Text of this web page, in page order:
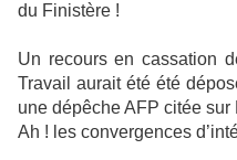
du Finistère !
Un recours en cassation
Travail aurait été été
une dépêche AFP citée sur
Ah ! les convergences